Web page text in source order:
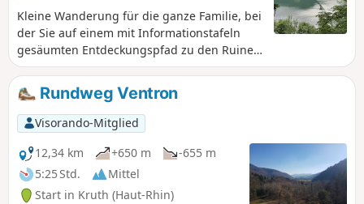
Kleine Wanderung für die ganze Familie, bei
der Sie auf einem mit Informationstafeln
gesäumten Entdeckungspfad zu den Ruinen
des Schlosses Wildenstein hinaufsteigen
können. Auf dem Rückweg erwartet Sie die
Seerundwanderung, und bei Ihrer Ankunft
können Sie die Ruhe des Ortes bei einer
kleinen Tretbootfahrt genießen oder, für die
Sportlicheren, einen Spaziergang zwischen
den Bäumen im Kletterpark direkt neben
dem Parkplatz machen.
Rundweg Ventron
Visorando-Mitglied
12,34 km
+650 m
-655 m
5:25 Std.
Mittel
Start in Kruth (Haut-Rhin)